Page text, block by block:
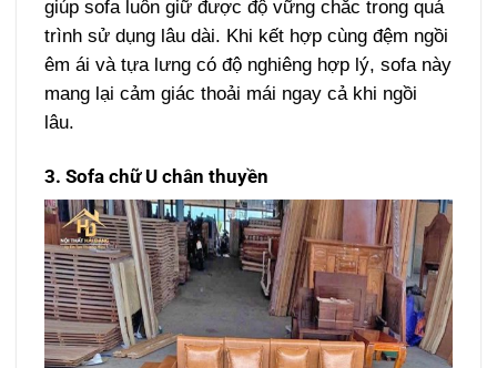
giúp sofa luôn giữ được độ vững chắc trong quá
trình sử dụng lâu dài. Khi kết hợp cùng đệm ngồi
êm ái và tựa lưng có độ nghiêng hợp lý, sofa này
mang lại cảm giác thoải mái ngay cả khi ngồi
lâu.
3. Sofa chữ U chân thuyền